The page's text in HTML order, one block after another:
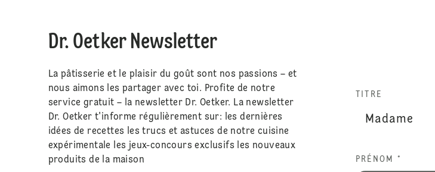
Dr. Oetker Newsletter
La pâtisserie et le plaisir du goût sont nos passions – et
nous aimons les partager avec toi. Profite de notre
service gratuit – la newsletter Dr. Oetker. La newsletter
Dr. Oetker t'informe régulièrement sur: les dernières
idées de recettes les trucs et astuces de notre cuisine
expérimentale les jeux-concours exclusifs les nouveaux
produits de la maison
TITRE
PRÉNOM *